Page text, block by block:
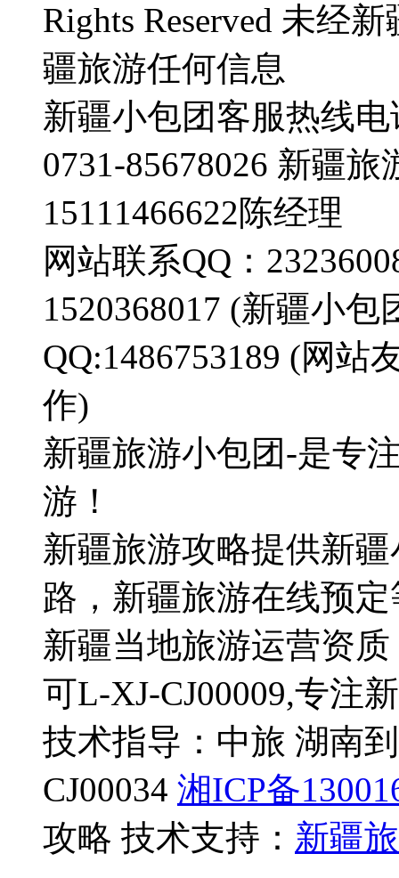
Rights Reserved 未经
疆旅游任何信息
新疆小包团客服热线电
0731-85678026 新疆
15111466622陈经理
网站联系QQ：
1520368017 (新疆小
QQ:1486753189 (网站
作)
新疆旅游小包团-是专
游！
新疆旅游攻略提供新
路，新疆旅游在线预
新疆当地旅游运营资
可L-XJ-CJ00009,专注
技术指导：中旅 湖南
CJ00034 湘ICP备
攻略 技术支持： 新疆